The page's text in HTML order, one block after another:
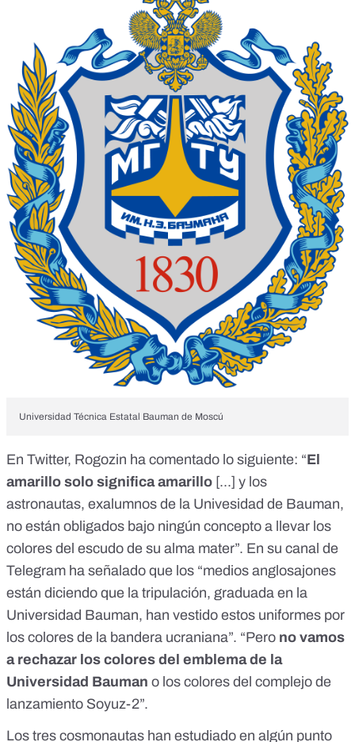
Universidad Técnica Estatal Bauman de Moscú
En Twitter, Rogozin ha comentado lo siguiente: “El
amarillo solo significa amarillo [...] y los
astronautas, exalumnos de la Univesidad de Bauman,
no están obligados bajo ningún concepto a llevar los
colores del escudo de su alma mater”. En su canal de
Telegram ha señalado que los “medios anglosajones
están diciendo que la tripulación, graduada en la
Universidad Bauman, han vestido estos uniformes por
los colores de la bandera ucraniana”. “Pero no vamos
a rechazar los colores del emblema de la
Universidad Bauman o los colores del complejo de
lanzamiento Soyuz-2”.
Los tres cosmonautas han estudiado en algún punto